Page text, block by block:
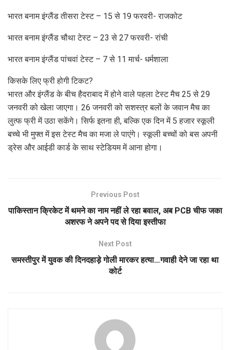
भारत बनाम इंग्लैंड तीसरा टेस्ट – 15 से 19 फरवरी- राजकोट
भारत बनाम इंग्लैंड चौथा टेस्ट – 23 से 27 फरवरी- रांची
भारत बनाम इंग्लैंड पांचवां टेस्ट – 7 से 11 मार्च- धर्मशाला
किसके लिए फ्री होगी टिकट?
भारत और इंग्लैंड के बीच हैदराबाद में होने वाले पहला टेस्ट मैच 25 से 29
जनवरी को खेला जाएगा। 26 जनवरी को सशस्त्र बलों के जवान मैच का
लुत्फ फ्री में उठा सकेंगे। सिर्फ इतना ही, बल्कि एक दिन में 5 हजार स्कूली
बच्चे भी मुफ्त में इस टेस्ट मैच का मजा ले पाएंगे। स्कूली बच्चों को बस अपनी
ड्रेस और आईडी कार्ड के साथ स्टेडियम में आना होगा।
Previous Post
पाकिस्तान क्रिकेट में थमने का नाम नहीं ले रहा बवाल, अब PCB चीफ जका
अशरफ ने अपने पद से दिया इस्तीफा
Next Post
समस्तीपुर में युवक की दिनदहाड़े गोली मारकर हत्या…गवाही देने जा रहा था
कोर्ट